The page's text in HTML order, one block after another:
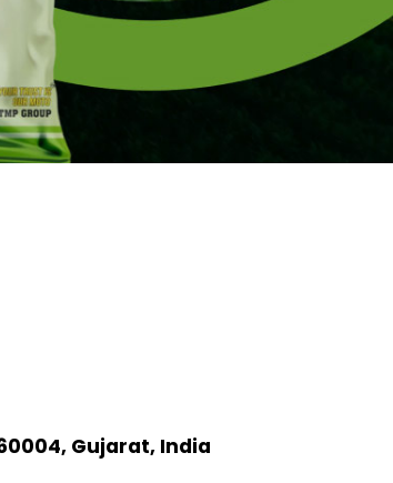
Gujarat, India